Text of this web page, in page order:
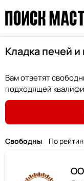
Кладка печей
Вам ответят
подходящей
Свободны По